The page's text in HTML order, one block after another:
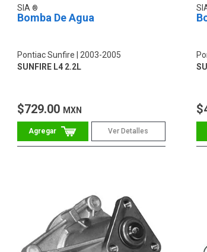
SIA
Bomba De Agua
Pontiac Sunfire
2003-2005
SUNFIRE L4 2.2L
$729.00 MXN
Ver Detalles